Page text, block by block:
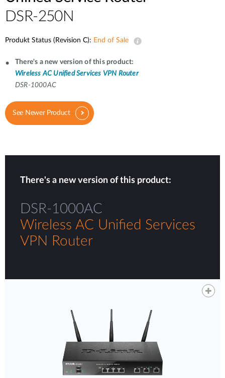
DSR-250N
Produkt Status (Revision C): End of Sale
There's a new version of this product:
Wireless AC Unified Services VPN Router
DSR-1000AC
See Newer Product
There's a new version of this product:
DSR-1000AC
Wireless AC Unified Services
VPN Router